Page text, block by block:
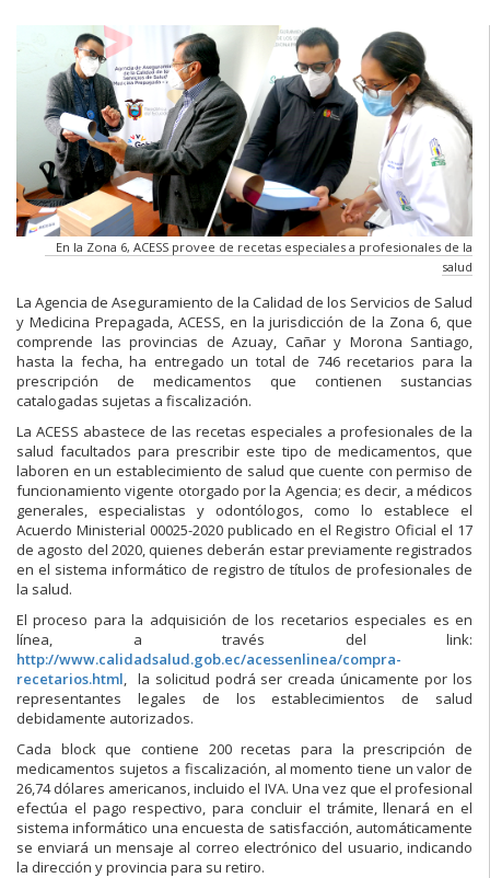
En la Zona 6, ACESS provee de recetas especiales a profesionales de la
salud
La Agencia de Aseguramiento de la Calidad de los Servicios de Salud
y Medicina Prepagada, ACESS, en la jurisdicción de la Zona 6, que
comprende las provincias de Azuay, Cañar y Morona Santiago,
hasta la fecha, ha entregado un total de 746 recetarios para la
prescripción de medicamentos que contienen sustancias
catalogadas sujetas a fiscalización.
La ACESS abastece de las recetas especiales a profesionales de la
salud facultados para prescribir este tipo de medicamentos, que
laboren en un establecimiento de salud que cuente con permiso de
funcionamiento vigente otorgado por la Agencia; es decir, a médicos
generales, especialistas y odontólogos, como lo establece el
Acuerdo Ministerial 00025-2020 publicado en el Registro Oficial el 17
de agosto del 2020, quienes deberán estar previamente registrados
en el sistema informático de registro de títulos de profesionales de
la salud.
El proceso para la adquisición de los recetarios especiales es en
línea, a través del link:
http://www.calidadsalud.gob.ec/acessenlinea/compra-
recetarios.html, la solicitud podrá ser creada únicamente por los
representantes legales de los establecimientos de salud
debidamente autorizados.
Cada block que contiene 200 recetas para la prescripción de
medicamentos sujetos a fiscalización, al momento tiene un valor de
26,74 dólares americanos, incluido el IVA. Una vez que el profesional
efectúa el pago respectivo, para concluir el trámite, llenará en el
sistema informático una encuesta de satisfacción, automáticamente
se enviará un mensaje al correo electrónico del usuario, indicando
la dirección y provincia para su retiro.